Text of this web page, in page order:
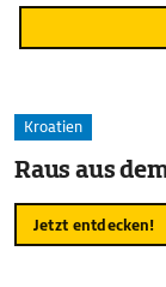
Kroatien
Raus aus
Jetzt entdecken!